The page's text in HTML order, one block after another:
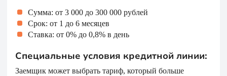
Сумма: от 3 000 до 300 000 рублей
Срок: от 1 до 6 месяцев
Ставка: от 0% до 0,8% в день
Специальные условия кредитной линии:
Заемщик может выбрать тариф, который больше